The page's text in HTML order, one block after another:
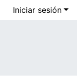
Iniciar sesión